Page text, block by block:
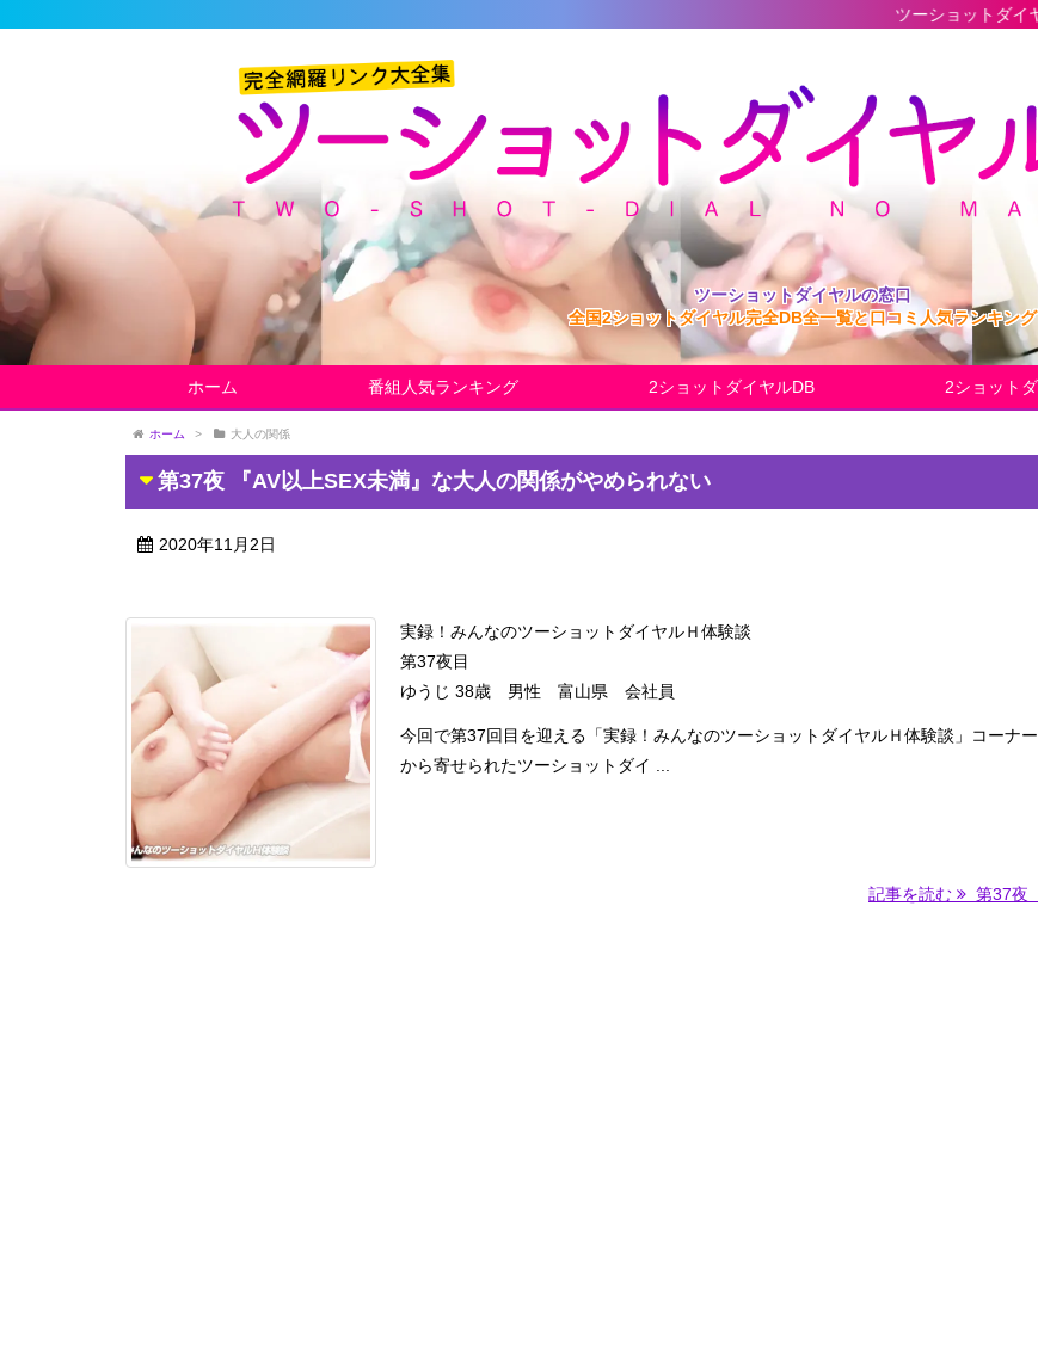
ツーショットダイヤル番組の最
ツーショットダイヤルの窓口
全国2ショットダイヤル完全DB全一覧と口コミ人気ランキング
ホーム 番組人気ランキング 2ショットダイヤルDB 2ショット
ホーム > 大人の関係
第37夜 『AV以上SEX未満』な大人の関係がやめられない
2020年11月2日
実録！みんなのツーショットダイヤルＨ体験談
第37夜目
ゆうじ 38歳 男性 富山県 会社員
今回で第37回目を迎える「実録！みんなのツーショットダイヤルＨ体験談」コーナ
から寄せられたツーショットダイ ...
記事を読む 第37夜